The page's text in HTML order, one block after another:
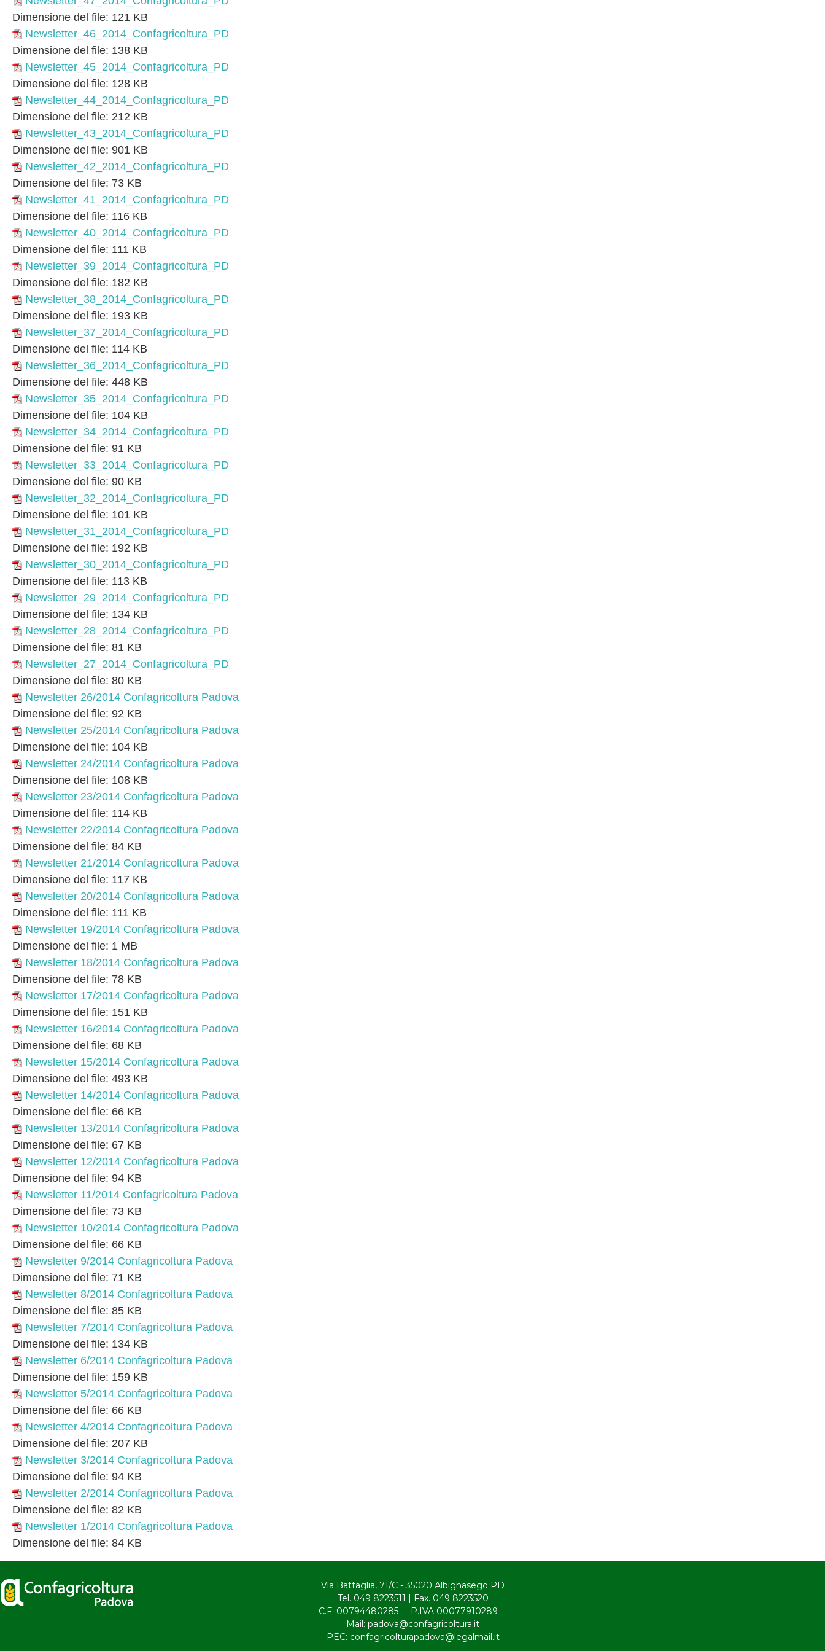
v
Dimensione del file: 121 KB
Newsletter_46_2014_Confagricoltura_PD
Dimensione del file: 138 KB
Newsletter_45_2014_Confagricoltura_PD
Dimensione del file: 128 KB
Newsletter_44_2014_Confagricoltura_PD
Dimensione del file: 212 KB
Newsletter_43_2014_Confagricoltura_PD
Dimensione del file: 901 KB
Newsletter_42_2014_Confagricoltura_PD
Dimensione del file: 73 KB
Newsletter_41_2014_Confagricoltura_PD
Dimensione del file: 116 KB
Newsletter_40_2014_Confagricoltura_PD
Dimensione del file: 111 KB
Newsletter_39_2014_Confagricoltura_PD
Dimensione del file: 182 KB
Newsletter_38_2014_Confagricoltura_PD
Dimensione del file: 193 KB
Newsletter_37_2014_Confagricoltura_PD
Dimensione del file: 114 KB
Newsletter_36_2014_Confagricoltura_PD
Dimensione del file: 448 KB
Newsletter_35_2014_Confagricoltura_PD
Dimensione del file: 104 KB
Newsletter_34_2014_Confagricoltura_PD
Dimensione del file: 91 KB
Newsletter_33_2014_Confagricoltura_PD
Dimensione del file: 90 KB
Newsletter_32_2014_Confagricoltura_PD
Dimensione del file: 101 KB
Newsletter_31_2014_Confagricoltura_PD
Dimensione del file: 192 KB
Newsletter_30_2014_Confagricoltura_PD
Dimensione del file: 113 KB
Newsletter_29_2014_Confagricoltura_PD
Dimensione del file: 134 KB
Newsletter_28_2014_Confagricoltura_PD
Dimensione del file: 81 KB
Newsletter_27_2014_Confagricoltura_PD
Dimensione del file: 80 KB
Newsletter 26/2014 Confagricoltura Padova
Dimensione del file: 92 KB
Newsletter 25/2014 Confagricoltura Padova
Dimensione del file: 104 KB
Newsletter 24/2014 Confagricoltura Padova
Dimensione del file: 108 KB
Newsletter 23/2014 Confagricoltura Padova
Dimensione del file: 114 KB
Newsletter 22/2014 Confagricoltura Padova
Dimensione del file: 84 KB
Newsletter 21/2014 Confagricoltura Padova
Dimensione del file: 117 KB
Newsletter 20/2014 Confagricoltura Padova
Dimensione del file: 111 KB
Newsletter 19/2014 Confagricoltura Padova
Dimensione del file: 1 MB
Newsletter 18/2014 Confagricoltura Padova
Dimensione del file: 78 KB
Newsletter 17/2014 Confagricoltura Padova
Dimensione del file: 151 KB
Newsletter 16/2014 Confagricoltura Padova
Dimensione del file: 68 KB
Newsletter 15/2014 Confagricoltura Padova
Dimensione del file: 493 KB
Newsletter 14/2014 Confagricoltura Padova
Dimensione del file: 66 KB
Newsletter 13/2014 Confagricoltura Padova
Dimensione del file: 67 KB
Newsletter 12/2014 Confagricoltura Padova
Dimensione del file: 94 KB
Newsletter 11/2014 Confagricoltura Padova
Dimensione del file: 73 KB
Newsletter 10/2014 Confagricoltura Padova
Dimensione del file: 66 KB
Newsletter 9/2014 Confagricoltura Padova
Dimensione del file: 71 KB
Newsletter 8/2014 Confagricoltura Padova
Dimensione del file: 85 KB
Newsletter 7/2014 Confagricoltura Padova
Dimensione del file: 134 KB
Newsletter 6/2014 Confagricoltura Padova
Dimensione del file: 159 KB
Newsletter 5/2014 Confagricoltura Padova
Dimensione del file: 66 KB
Newsletter 4/2014 Confagricoltura Padova
Dimensione del file: 207 KB
Newsletter 3/2014 Confagricoltura Padova
Dimensione del file: 94 KB
Newsletter 2/2014 Confagricoltura Padova
Dimensione del file: 82 KB
Newsletter 1/2014 Confagricoltura Padova
Dimensione del file: 84 KB
Via Battaglia, 71/C - 35020 Albignasego PD
Tel. 049 8223511 | Fax. 049 8223520
C.F. 00794480285 P.IVA 00077910289
Mail: padova@confagricoltura.it
PEC: confagricolturapadova@legalmail.it